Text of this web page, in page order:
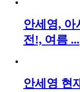
안세영, 아
전!, 여름 ...
안세영 현